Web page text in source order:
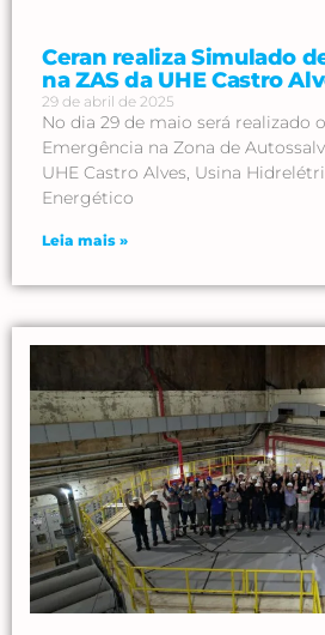
Ceran realiza Simulado
na ZAS da UHE Castro
29 de abril de 2025
No dia 29 de maio será realizado
Emergência na Zona de
UHE Castro Alves, Usina
Energético
Leia mais »